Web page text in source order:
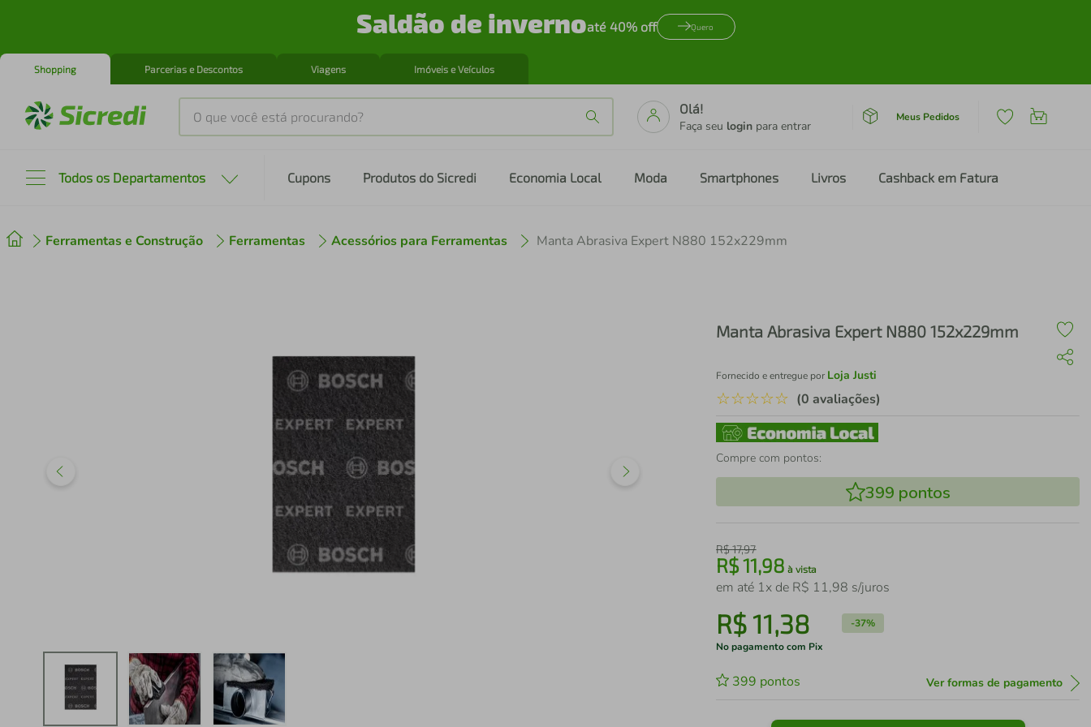
Saldão de invernoaté 40% off Quero
Shopping Parcerias e Descontos Viagens Imóveis e Veículos
O que você está procurando?
Olá!
Faça seu login para entrar
Meus Pedidos
Todos os Departamentos Cupons Produtos do Sicredi Economia Local Moda Smartphones Livros Cashback em Fatura
Ferramentas e Construção Ferramentas Acessórios para Ferramentas Manta Abrasiva Expert N880 152x229mm
Manta Abrasiva Expert N880 152x229mm
Fornecido e entregue por Loja Justi
☆☆☆☆☆ (0 avaliações)
Compre com pontos:
399 pontos
R$17,97
R$11,98 à vista
em até 1x de R$ 11,98 s/juros
R$11,38 -37%
No pagamento com Pix
399 pontos Ver formas de pagamento
2º cafeteira